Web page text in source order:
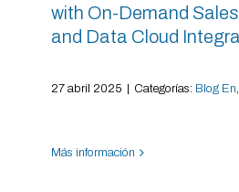
with On-Demand
and Data Cloud
27 abril 2025 | Categorías: Blog En
Más información